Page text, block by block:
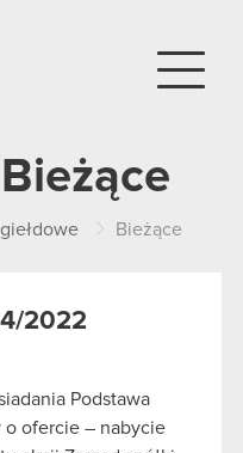
Bieżące
Bieżące
2022
Podstawa
o ofercie – nabycie